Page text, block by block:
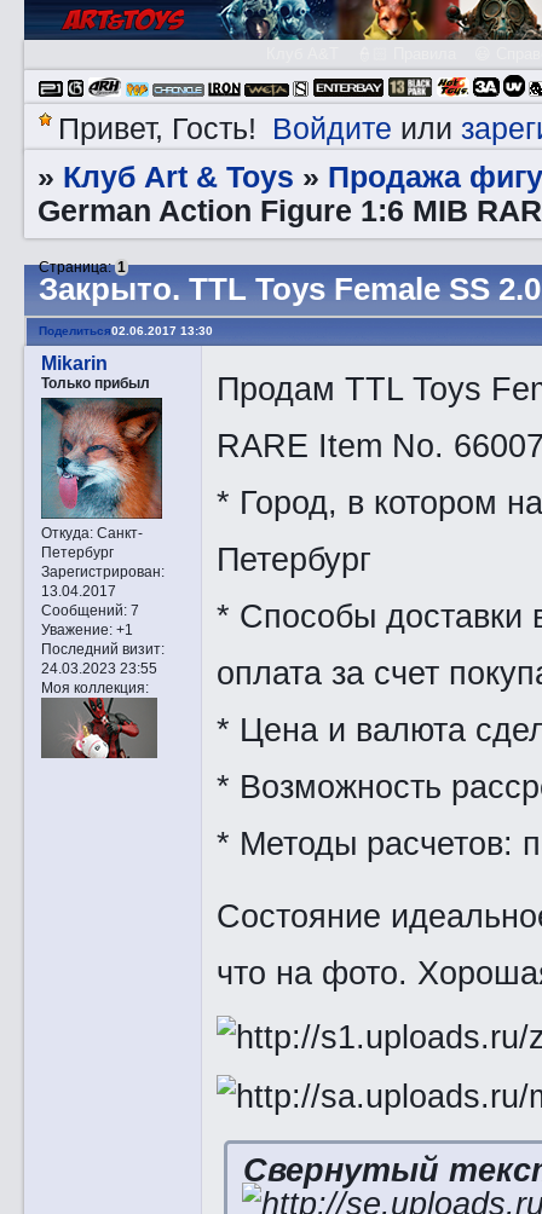
Привет, Гость! Войдите или
» Клуб Art & Toys » Продажа
German Action Figure 1:6 MIB
Закрытo. TTL Toys Female SS
Страница:1
Поделиться02.06.2017 13:30
Mikarin
Только прибыл
Откуда:Санкт-
Петербург
Зарегистрирован:
13.04.2017
Сообщений:7
Уважение: +1
Последний визит:
24.03.2023 23:55
Моя коллекция:
Продам TTL Toys
RARE Item No.
* Город, в котором
Петербург
* Способы доставки
оплата за счет
* Цена и валюта
* Возможность
* Методы расчетов:
Состояние
что на фото.
Свернутый